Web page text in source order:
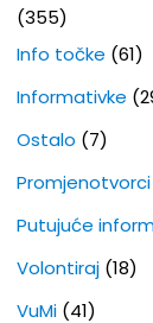
(355)
Info točke (61)
Informativke
Ostalo (7)
Promjenotvorci
Putujuće
Volontiraj(18)
VuMi(41)